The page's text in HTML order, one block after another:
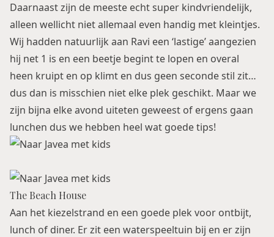
Daarnaast zijn de meeste echt super kindvriendelijk,
alleen wellicht niet allemaal even handig met kleintjes.
Wij hadden natuurlijk aan Ravi een ‘lastige’ aangezien
hij net 1 is en een beetje begint te lopen en overal
heen kruipt en op klimt en dus geen seconde stil zit…
dus dan is misschien niet elke plek geschikt. Maar we
zijn bijna elke avond uiteten geweest of ergens gaan
lunchen dus we hebben heel wat goede tips!
The Beach House
Aan het kiezelstrand en een goede plek voor ontbijt,
lunch of diner. Er zit een waterspeeltuin bij en er zijn